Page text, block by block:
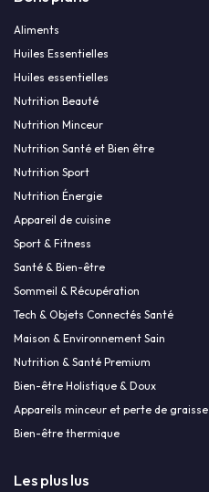
Aliments
Huiles Essentielles
Huiles essentielles
Nutrition Beauté
Nutrition Minceur
Nutrition Santé et Bien être
Nutrition Sport
Nutrition Énergie
Appareil de cuisine
Sport & Fitness
Santé & Bien-être
Sommeil & Récupération
Tech & Objets Connectés Santé
Maison & Environnement Sain
Nutrition & Santé Premium
Bien-être Holistique & Doux
Appareils minceur et perte de graisse
Bien-être thermique
Les plus lus